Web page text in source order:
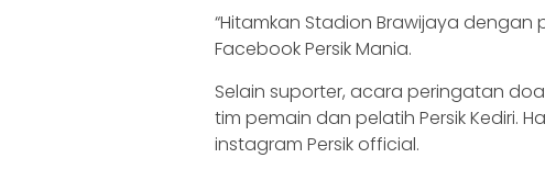
“Hitamkan Stadion Brawijaya dengan
Facebook Persik Mania.
Selain suporter, acara peringatan
tim pemain dan pelatih Persik Kediri.
instagram Persik official.